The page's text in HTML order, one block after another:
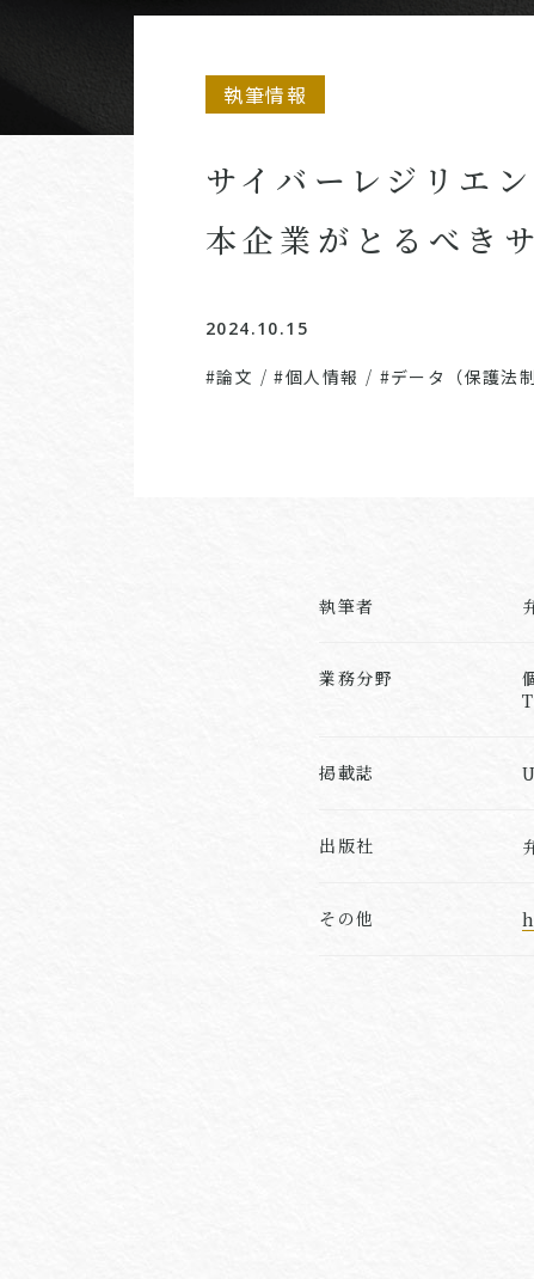
執筆情報
サイバーレジリエ
本企業がとるべき
2024.10.15
#論文 /#個人情報 / #データ（保護法
執筆者
業務分野
T
掲載誌
出版社
その他